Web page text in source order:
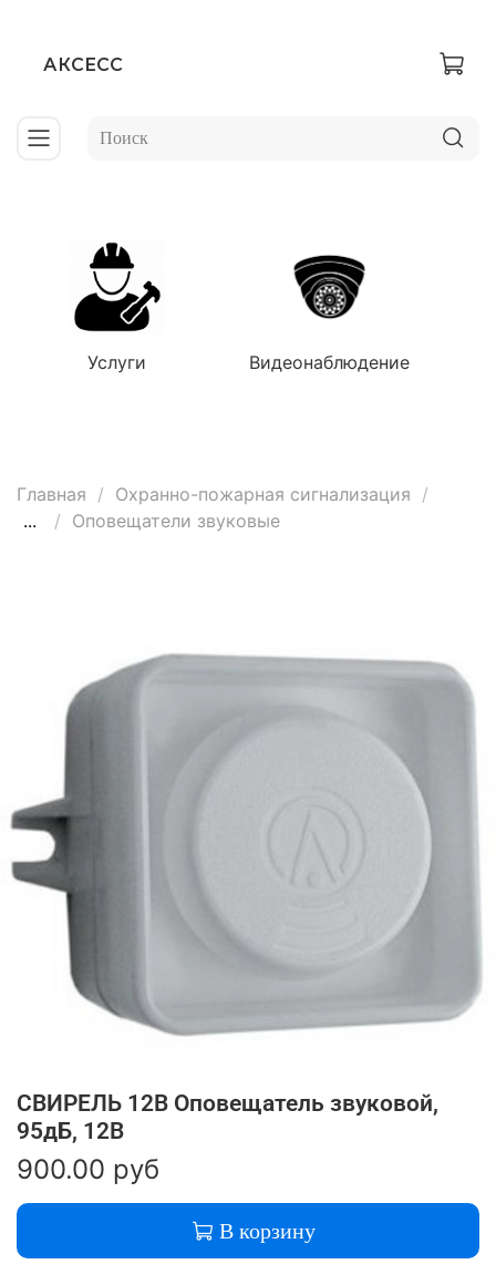
АКСЕСС
Услуги Видеонаблюдение
Главная
Охранно-пожарная сигнализация
...
Оповещатели звуковые
СВИРЕЛЬ 12В Оповещатель звуковой,
95дБ, 12В
900.00 руб
В корзину